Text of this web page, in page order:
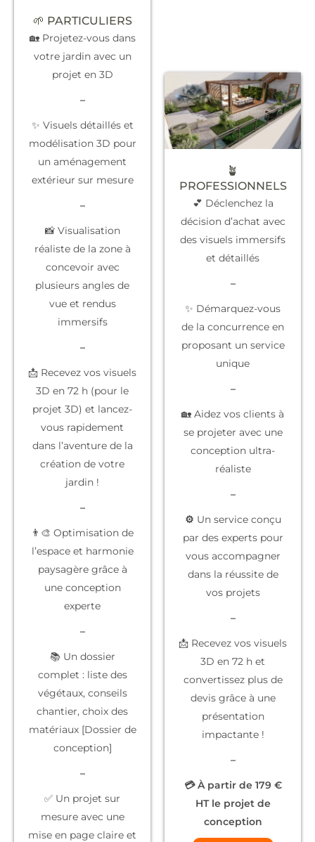
🌱 PARTICULIERS
🏡 Projetez-vous dans
votre jardin avec un
projet en 3D
–
✨ Visuels détaillés et
modélisation 3D pour
un aménagement
extérieur sur mesure
–
📸 Visualisation
réaliste de la zone à
concevoir avec
plusieurs angles de
vue et rendus
immersifs
–
📩 Recevez vos visuels
3D en 72 h (pour le
projet 3D) et lancez-
vous rapidement
dans l’aventure de la
création de votre
jardin !
–
👨‍🎨 Optimisation de
l’espace et harmonie
paysagère grâce à
une conception
experte
–
📚 Un dossier
complet : liste des
végétaux, conseils
chantier, choix des
matériaux [Dossier de
conception]
–
✅ Un projet sur
mesureavec une
mise en page claire et
🪴
PROFESSIONNELS
💕 Déclenchez la
décision d’achat avec
des visuels immersifs
et détaillés
–
✨ Démarquez-vous
de la concurrence en
proposant un service
unique
–
🏡 Aidez vos clients à
se projeter avec une
conception ultra-
réaliste
–
⚙️ Un service conçu
par des expertspour
vous accompagner
dans la réussite de
vos projets
–
📩 Recevez vos visuels
3D en 72 h et
convertissez plus de
devis grâce à une
présentation
impactante !
–
💳 À partir de 179 €
HT le projet de
conception